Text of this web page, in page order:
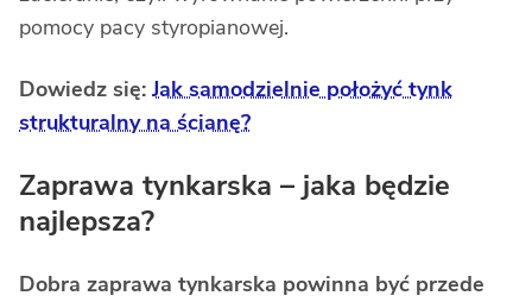
pomocy pacy styropianowej.
Dowiedz się: Jak samodzielnie położyć tynk
strukturalny na ścianę?
Zaprawa tynkarska – jaka będzie
najlepsza?
Dobra zaprawa tynkarska powinna być przede